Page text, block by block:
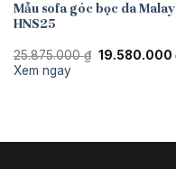
Mẫu sofa góc bọc da
HNS25
25.875.000₫ Giá
19.580.000
Xem ngay